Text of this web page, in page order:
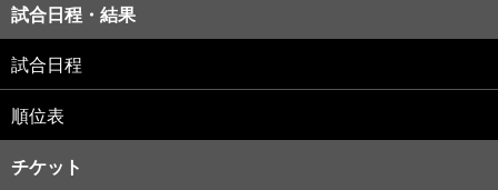
試合日程・結果
試合日程
順位表
チケット